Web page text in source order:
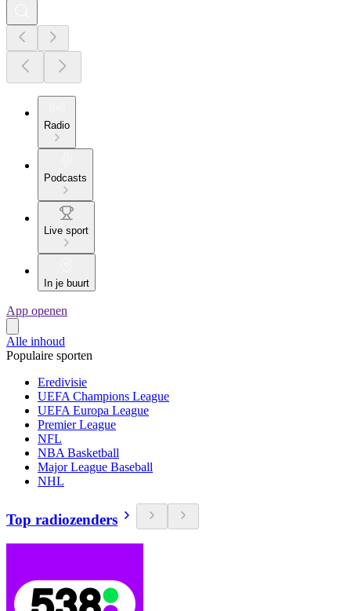
Radio
Podcasts
Live sport
In je buurt
App openen
Alle inhoud
Populaire sporten
Eredivisie
UEFA Champions League
UEFA Europa League
Premier League
NFL
NBA Basketball
Major League Baseball
NHL
Top radiozenders